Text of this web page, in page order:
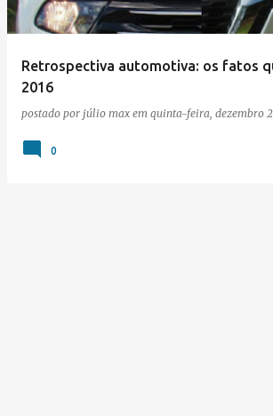
Retrospectiva automotiva: os fatos
2016
postado por júlio max em quinta-feira, dezembro
0